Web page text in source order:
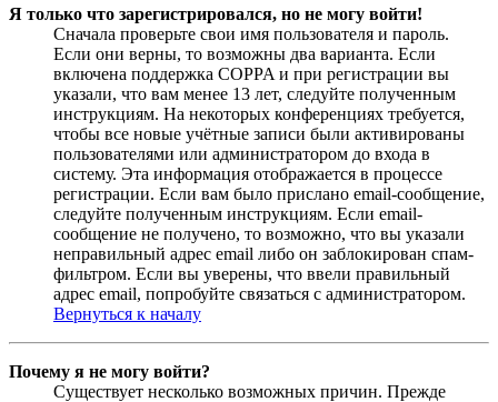
Я только что зарегистрировался, но не могу войти!
Сначала проверьте свои имя пользователя и пароль.
Если они верны, то возможны два варианта. Если
включена поддержка COPPA и при регистрации вы
указали, что вам менее 13 лет, следуйте полученным
инструкциям. На некоторых конференциях требуется,
чтобы все новые учётные записи были активированы
пользователями или администратором до входа в
систему. Эта информация отображается в процессе
регистрации. Если вам было прислано email-сообщение,
следуйте полученным инструкциям. Если email-
сообщение не получено, то возможно, что вы указали
неправильный адрес email либо он заблокирован спам-
фильтром. Если вы уверены, что ввели правильный
адрес email, попробуйте связаться с администратором.
Вернуться к началу
Почему я не могу войти?
Существует несколько возможных причин. Прежде